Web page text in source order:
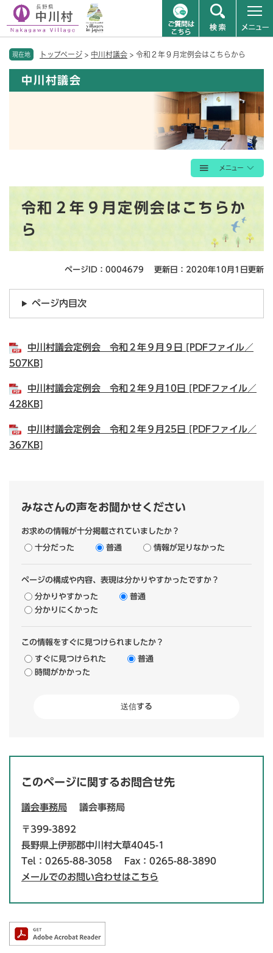
現在地 トップページ > 中川村議会 > 令和２年９月定例会はこちらから
中川村議会
令和２年９月定例会はこちらか
ら
ページID：0004679 更新日：2020年10月1日更新
ページ内目次
中川村議会定例会 令和２年９月９日 [PDFファイル／
507KB]
中川村議会定例会 令和２年９月10日 [PDFファイル／
428KB]
中川村議会定例会 令和２年９月25日 [PDFファイル／
367KB]
みなさんの声をお聞かせください
お求めの情報が十分掲載されていましたか？
十分だった 普通 情報が足りなかった
ページの構成や内容、表現は分かりやすかったですか？
分かりやすかった
普通
分かりにくかった
この情報をすぐに見つけられましたか？
すぐに見つけられた
普通
時間がかかった
このページに関するお問合せ先
議会事務局 議会事務局
〒399-3892
長野県上伊那郡中川村大草4045-1
Tel：0265-88-3058
Fax：0265-88-3890
メールでのお問い合わせはこちら